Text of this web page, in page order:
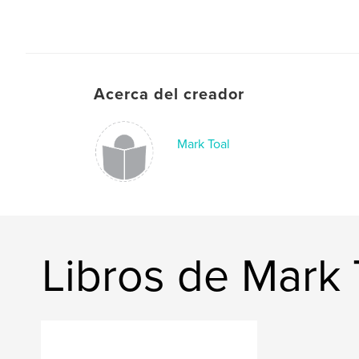
Acerca del creador
Mark Toal
Libros de Mark